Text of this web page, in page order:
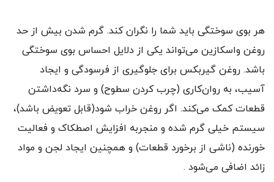
هر بوی سوختگی باید شما را نگران کند. گرم شدن بیش از حد
روغن واسکازین می‌تواند یکی از دلایل احساس بوی سوختگی
باشد. روغن گیربکس برای جلوگیری از فرسودگی و ایجاد
آسیب، به روان‌کاری ‌‌(چرب کردن سطوح) و سرد نگه‌داشتن
قطعات کمک می‌کند. اگر روغن خراب شود‌‌(قابل تعویض باشد)،
سیستم خیلی گرم شده و منجربه افزایش اصطکاک و فعالیت
خورنده‌‌ (ناشی از برخورد قطعات) و همچنین ایجاد لجن و مواد
زائد اضافی می‌شود .